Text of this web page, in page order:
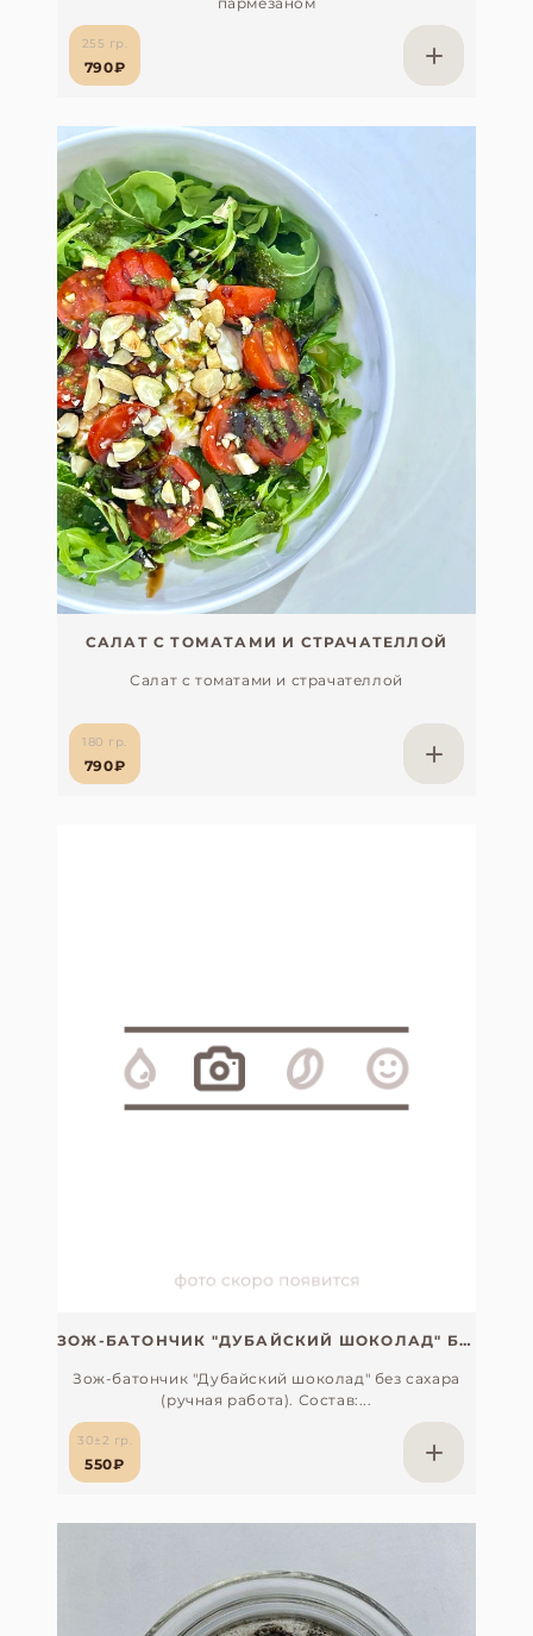
255 гр.
790₽
САЛАТ С ТОМАТАМИ И СТРАЧАТЕЛЛОЙ
Салат с томатами и страчателлой
180 гр.
790₽
ЗОЖ-БАТОНЧИК "ДУБАЙСКИЙ ШОКОЛАД" БЕЗ САХАРА (РУЧНАЯ РАБОТА)
Зож-батончик "Дубайский шоколад" без сахара
(ручная работа). Состав:...
30±2 гр.
550₽